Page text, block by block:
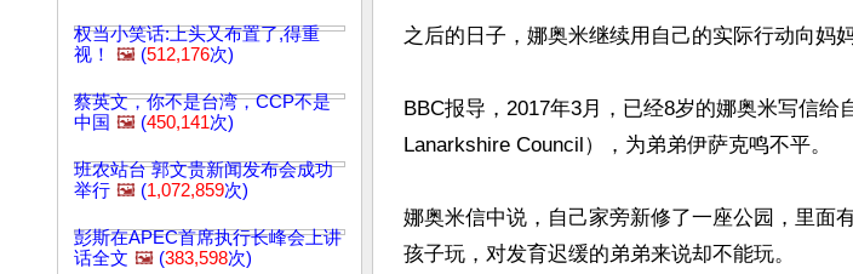
权当小笑话:上头又布置了,得重
视！
🖼️ (512,176次)
蔡英文，你不是台湾，CCP不是
中国 🖼️ (450,141次)
班农站台 郭文贵新闻发布会成功
举行 🖼️ (1,072,859次)
彭斯在APEC首席执行长峰会上讲
话全文 🖼️ (383,598次)
之后的日子，娜奥米继续用自己的实际行动向妈
BBC报导，2017年3月，已经8岁的娜奥米写信
Lanarkshire Council），为弟弟伊萨克鸣不平。
娜奥米信中说，自己家旁新修了一座公园，里面
孩子玩，对发育迟缓的弟弟来说却不能玩。